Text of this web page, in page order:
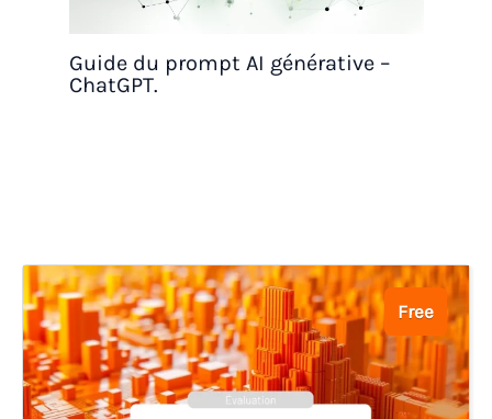
Guide du prompt AI générative –
ChatGPT.
Free